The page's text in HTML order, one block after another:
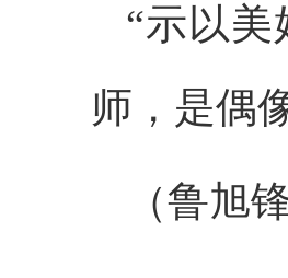
“示以
师，是偶
（鲁旭